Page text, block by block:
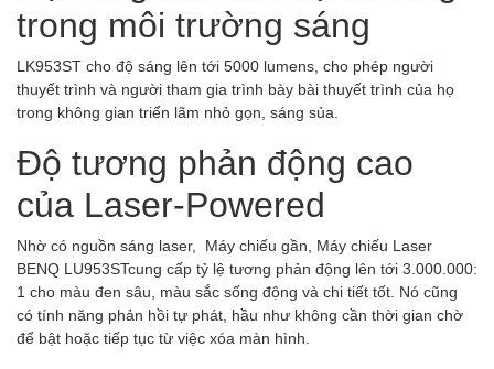
trong môi trường sáng
LK953ST cho độ sáng lên tới 5000 lumens, cho phép người
thuyết trình và người tham gia trình bày bài thuyết trình của họ
trong không gian triển lãm nhỏ gọn, sáng sủa.
Độ tương phản động cao
của Laser-Powered
Nhờ có nguồn sáng laser, Máy chiếu gần, Máy chiếu Laser
BENQ LU953STcung cấp tỷ lệ tương phản động lên tới 3.000.000:
1 cho màu đen sâu, màu sắc sống động và chi tiết tốt. Nó cũng
có tính năng phản hồi tự phát, hầu như không cần thời gian chờ
để bật hoặc tiếp tục từ việc xóa màn hình.